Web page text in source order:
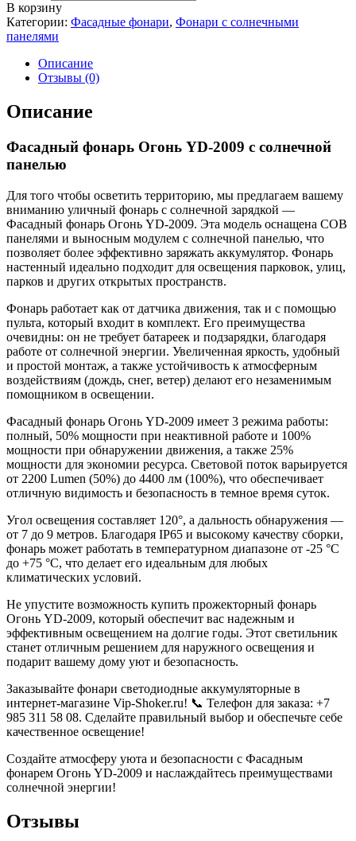
В корзину
Категории: Фасадные фонари, Фонари с солнечными
панелями
Описание
Отзывы (0)
Описание
Фасадный фонарь Огонь YD-2009 с солнечной
панелью
Для того чтобы осветить территорию, мы предлагаем вашему
вниманию уличный фонарь с солнечной зарядкой —
Фасадный фонарь Огонь YD-2009. Эта модель оснащена COB
панелями и выносным модулем с солнечной панелью, что
позволяет более эффективно заряжать аккумулятор. Фонарь
настенный идеально подходит для освещения парковок, улиц,
парков и других открытых пространств.
Фонарь работает как от датчика движения, так и с помощью
пульта, который входит в комплект. Его преимущества
очевидны: он не требует батареек и подзарядки, благодаря
работе от солнечной энергии. Увеличенная яркость, удобный
и простой монтаж, а также устойчивость к атмосферным
воздействиям (дождь, снег, ветер) делают его незаменимым
помощником в освещении.
Фасадный фонарь Огонь YD-2009 имеет 3 режима работы:
полный, 50% мощности при неактивной работе и 100%
мощности при обнаружении движения, а также 25%
мощности для экономии ресурса. Световой поток варьируется
от 2200 Lumen (50%) до 4400 лм (100%), что обеспечивает
отличную видимость и безопасность в темное время суток.
Угол освещения составляет 120°, а дальность обнаружения —
от 7 до 9 метров. Благодаря IP65 и высокому качеству сборки,
фонарь может работать в температурном диапазоне от -25 °C
до +75 °C, что делает его идеальным для любых
климатических условий.
Не упустите возможность купить прожекторный фонарь
Огонь YD-2009, который обеспечит вас надежным и
эффективным освещением на долгие годы. Этот светильник
станет отличным решением для наружного освещения и
подарит вашему дому уют и безопасность.
Заказывайте фонари светодиодные аккумуляторные в
интернет-магазине Vip-Shoker.ru! 📞 Телефон для заказа: +7
985 311 58 08. Сделайте правильный выбор и обеспечьте себе
качественное освещение!
Создайте атмосферу уюта и безопасности с Фасадным
фонарем Огонь YD-2009 и наслаждайтесь преимуществами
солнечной энергии!
Отзывы